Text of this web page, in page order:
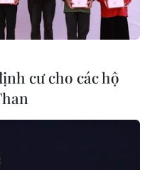
mối
quả
cư cho các hộ